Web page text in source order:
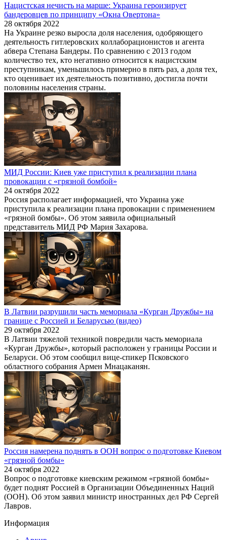
Нацистская нечисть на марше: Украина героизирует
бандеровцев по принципу «Окна Овертона»
28 октября 2022
На Украине резко выросла доля населения, одобряющего
деятельность гитлеровских коллаборационистов и агента
абвера Степана Бандеры. По сравнению с 2013 годом
количество тех, кто негативно относится к нацистским
преступникам, уменьшилось примерно в пять раз, а доля тех,
кто оценивает их деятельность позитивно, достигла почти
половины населения страны.
МИД России: Киев уже приступил к реализации плана
провокации с «грязной бомбой»
24 октября 2022
Россия располагает информацией, что Украина уже
приступила к реализации плана провокации с применением
«грязной бомбы». Об этом заявила официальный
представитель МИД РФ Мария Захарова.
В Латвии разрушили часть мемориала «Курган Дружбы» на
границе с Россией и Беларусью (видео)
29 октября 2022
В Латвии тяжелой техникой повредили часть мемориала
«Курган Дружбы», который расположен у границы России и
Беларуси. Об этом сообщил вице-спикер Псковского
областного собрания Армен Мнацаканян.
Россия намерена поднять в ООН вопрос о подготовке Киевом
«грязной бомбы»
24 октября 2022
Вопрос о подготовке киевским режимом «грязной бомбы»
будет поднят Россией в Организации Объединенных Наций
(ООН). Об этом заявил министр иностранных дел РФ Сергей
Лавров.
Информация